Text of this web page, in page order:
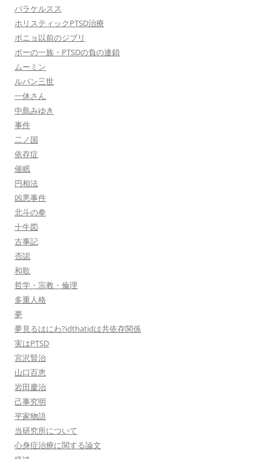
パラケルスス
ホリスティックPTSD治療
ポニョ以前のジブリ
ポーの一族・PTSDの負の連鎖
ムーミン
ルパン三世
一休さん
中島みゆき
事件
二ノ国
依存症
催眠
円相法
凶悪事件
北斗の拳
十牛図
古事記
否認
和歌
哲学・宗教・倫理
多重人格
夢
夢見るはにわ?idthatidは共依存関係
実はPTSD
宮沢賢治
山口百恵
岩田慶治
己事究明
平家物語
当研究所について
心身症治療に関する論文